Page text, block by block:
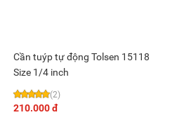
Cần tuýp tự động Tolsen 15118
Size 1/4 inch
(2)
210.000 đ